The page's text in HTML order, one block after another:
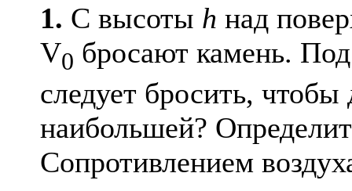
1. С высоты h над
V0 бросают камень.
следует бросить,
наибольшей?
Сопротивлением